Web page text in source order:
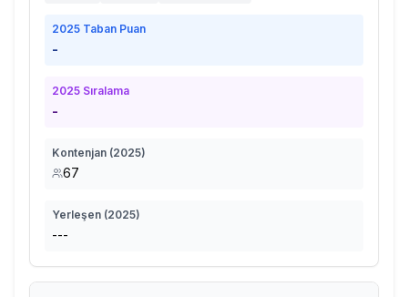
2025 Taban Puan
-
2025 Sıralama
-
Kontenjan (2025)
67
Yerleşen (2025)
---